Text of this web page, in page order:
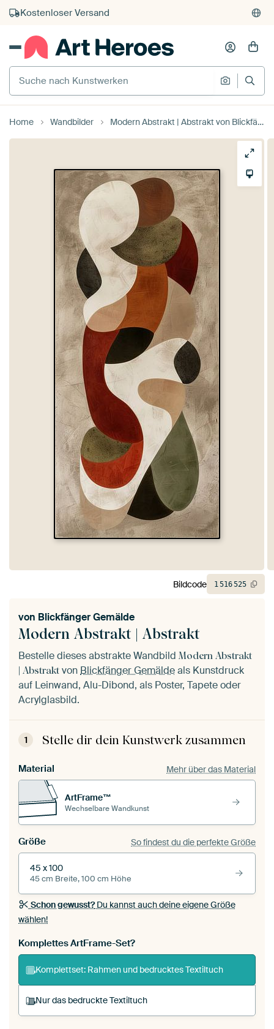
Kauf auf Rechnung
Individueller Druck auf Bestellung
Suche nach Kunstwerken
Suche
Home Wandbilder Modern Abstrakt | Abstrakt von Blickfänger Gemälde
Modern Abstrakt | Abstrakt
von Blickfänger Gemälde
Bestelle dieses abstrakte Wandbild Modern Abstrakt
| Abstrakt vonBlickfänger Gemäldeals Kunstdruck
auf Leinwand, Alu-Dibond, als Poster, Tapete oder
Acrylglasbild.
1 Stelle dir dein Kunstwerk zusammen
Material Mehr über das Material
ArtFrame™
Wechselbare Wandkunst
Größe So findest du die perfekte Größe
45 x 100
45 cm Breite, 100 cm Höhe
Schon gewusst?Du kannst auch deine eigene Größe
wählen!
Komplettes ArtFrame-Set?
Komplettset: Rahmen und bedrucktes Textiltuch
Nur das bedruckte Textiltuch
Bildcode 1516525